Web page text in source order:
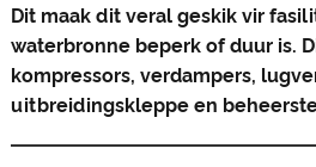
Dit maak dit veral geskik vir
waterbronne beperk of duur is.
kompressors, verdampers,
uitbreidingskleppe en